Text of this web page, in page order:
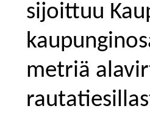
sijoittuu
metriä